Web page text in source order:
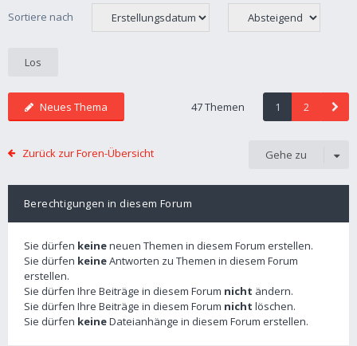
Sortiere nach
Neues Thema 47 Themen 1 2
Zurück zur Foren-Übersicht Gehe zu
Berechtigungen in diesem Forum
Sie dürfen keineneuen Themen in diesem Forum erstellen.
Sie dürfen keineAntworten zu Themen in diesem Forum
erstellen.
Sie dürfen Ihre Beiträge in diesem Forum nicht ändern.
Sie dürfen Ihre Beiträge in diesem Forum nicht löschen.
Sie dürfen keineDateianhänge in diesem Forum erstellen.